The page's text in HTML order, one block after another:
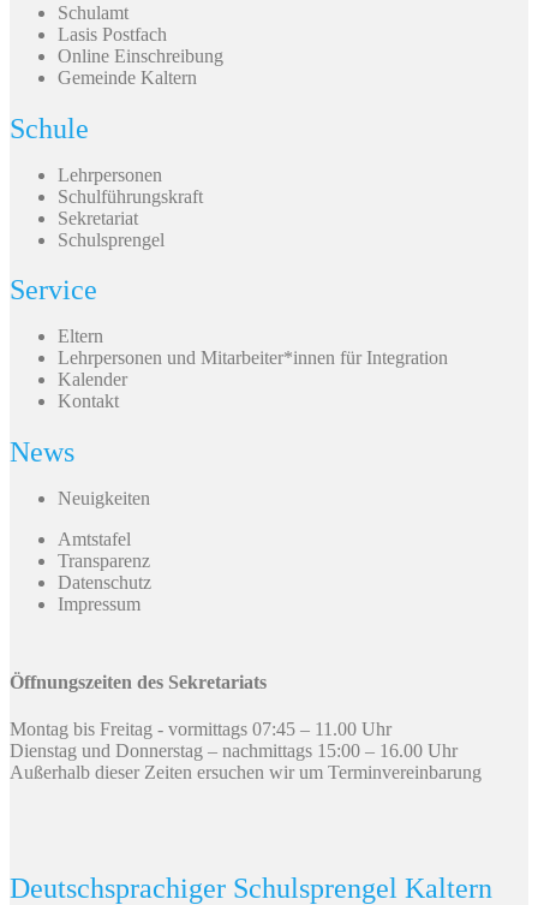
Schulamt
Lasis Postfach
Online Einschreibung
Gemeinde Kaltern
Schule
Lehrpersonen
Schulführungskraft
Sekretariat
Schulsprengel
Service
Eltern
Lehrpersonen und Mitarbeiter*innen für Integration
Kalender
Kontakt
News
Neuigkeiten
Amtstafel
Transparenz
Datenschutz
Impressum
Öffnungszeiten des Sekretariats
Montag bis Freitag - vormittags 07:45 – 11.00 Uhr
Dienstag und Donnerstag – nachmittags 15:00 – 16.00 Uhr
Außerhalb dieser Zeiten ersuchen wir um Terminvereinbarung
Deutschsprachiger Schulsprengel Kaltern